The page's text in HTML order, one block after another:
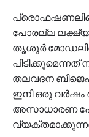
പോരല്ല
തൃശൂർ
പിടിക്കുമെന്നത്
തലവദന
ഇനി ഒരു വര്‍ഷം
അസാധാരണ